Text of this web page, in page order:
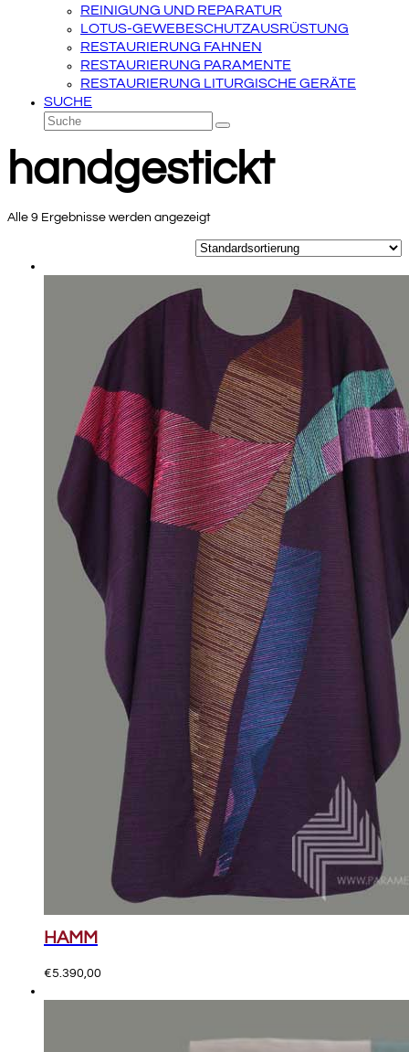
REINIGUNG UND REPARATUR
LOTUS-GEWEBESCHUTZAUSRÜSTUNG
RESTAURIERUNG FAHNEN
RESTAURIERUNG PARAMENTE
RESTAURIERUNG LITURGISCHE GERÄTE
SUCHE
Suche
Senden
handgestickt
Alle 9 Ergebnisse werden angezeigt
HAMM
€5.390,00